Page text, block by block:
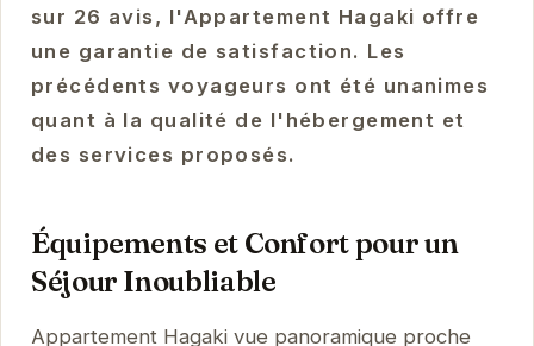
sur 26 avis, l'Appartement Hagaki offre
une garantie de satisfaction. Les
précédents voyageurs ont été unanimes
quant à la qualité de l'hébergement et
des services proposés.
Équipements et Confort pour un
Séjour Inoubliable
Appartement Hagaki vue panoramique proche